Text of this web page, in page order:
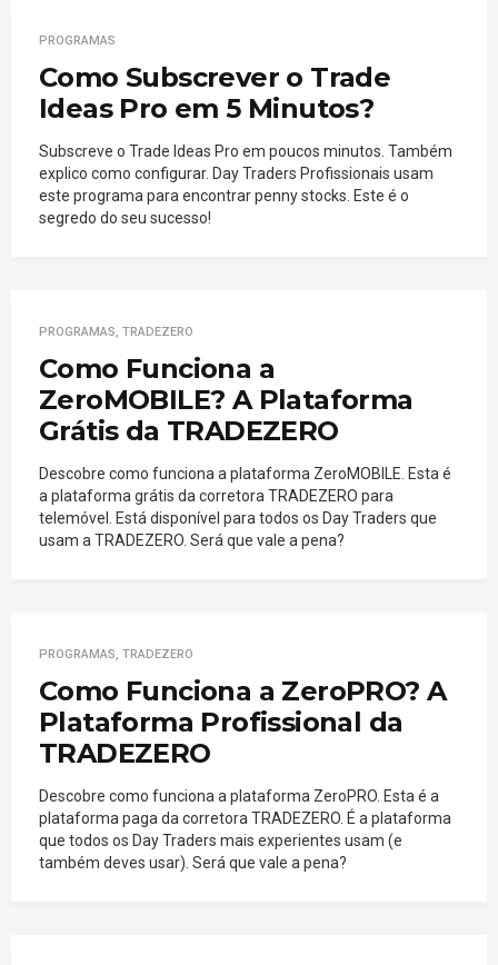
PROGRAMAS
Como Subscrever o Trade
Ideas Pro em 5 Minutos?
Subscreve o Trade Ideas Pro em poucos minutos. Também
explico como configurar. Day Traders Profissionais usam
este programa para encontrar penny stocks. Este é o
segredo do seu sucesso!
PROGRAMAS, TRADEZERO
Como Funciona a
ZeroMOBILE? A Plataforma
Grátis da TRADEZERO
Descobre como funciona a plataforma ZeroMOBILE. Esta é
a plataforma grátis da corretora TRADEZERO para
telemóvel. Está disponível para todos os Day Traders que
usam a TRADEZERO. Será que vale a pena?
PROGRAMAS, TRADEZERO
Como Funciona a ZeroPRO? A
Plataforma Profissional da
TRADEZERO
Descobre como funciona a plataforma ZeroPRO. Esta é a
plataforma paga da corretora TRADEZERO. É a plataforma
que todos os Day Traders mais experientes usam (e
também deves usar). Será que vale a pena?